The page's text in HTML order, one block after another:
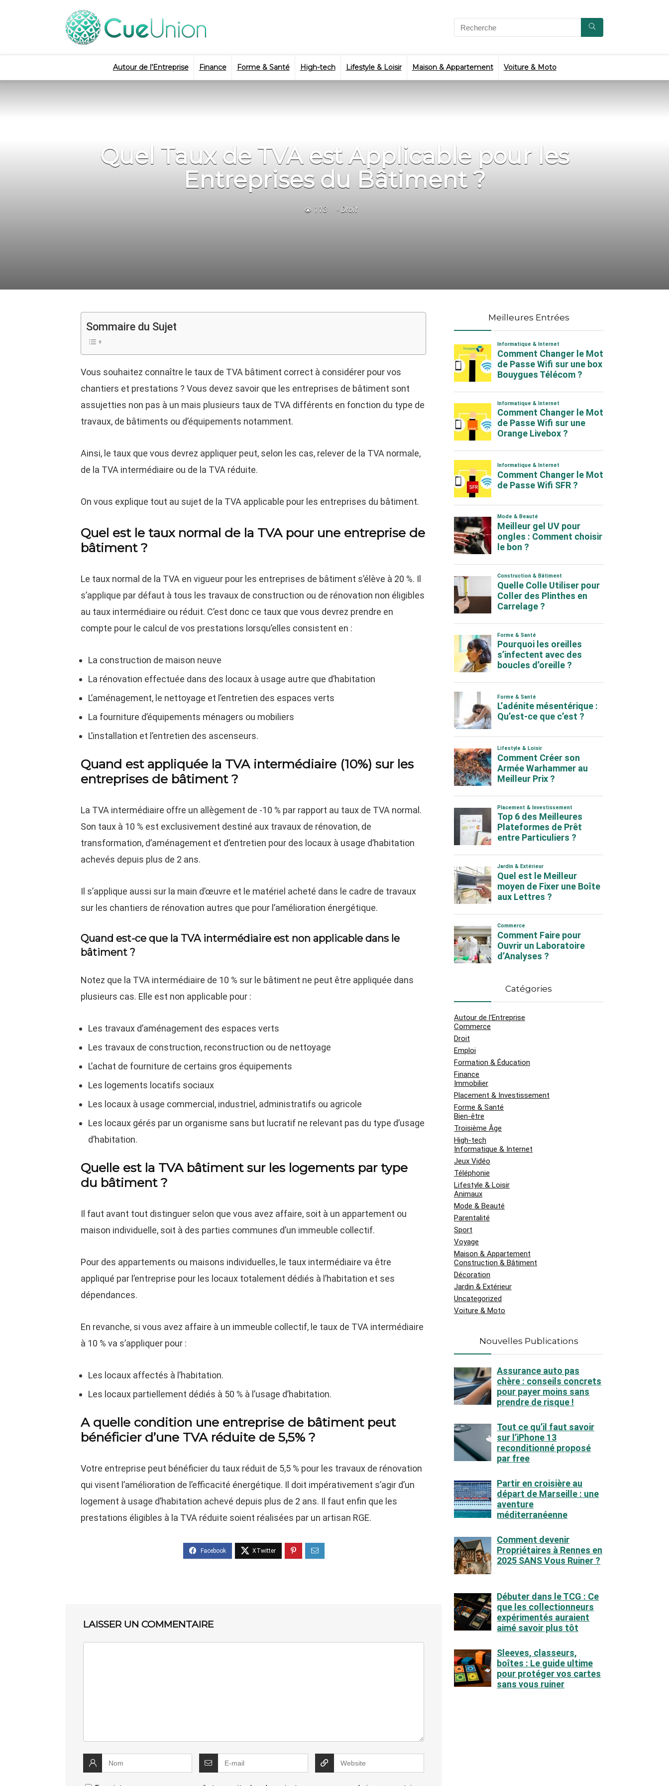
Autour de l’Entreprise Finance Forme & Santé High-tech Lifestyle & Loisir Maison & Appartement Voiture & Moto
Quel Taux de TVA est Applicable pour les
Entreprises du Bâtiment ?
113 Droit
Sommaire du Sujet
Vous souhaitez connaître le taux de TVA bâtiment correct à considérer pour vos
chantiers et prestations ? Vous devez savoir que les entreprises de bâtiment sont
assujetties non pas à un mais plusieurs taux de TVA différents en fonction du type de
travaux, de bâtiments ou d’équipements notamment.
Ainsi, le taux que vous devrez appliquer peut, selon les cas, relever de la TVA normale,
de la TVA intermédiaire ou de la TVA réduite.
On vous explique tout au sujet de la TVA applicable pour les entreprises du bâtiment.
Quel est le taux normal de la TVA pour une entreprise de
bâtiment ?
Le taux normal de la TVA en vigueur pour les entreprises de bâtiment s’élève à 20 %. Il
s’applique par défaut à tous les travaux de construction ou de rénovation non éligibles
au taux intermédiaire ou réduit. C’est donc ce taux que vous devrez prendre en
compte pour le calcul de vos prestations lorsqu’elles consistent en :
La construction de maison neuve
La rénovation effectuée dans des locaux à usage autre que d’habitation
L’aménagement, le nettoyage et l’entretien des espaces verts
La fourniture d’équipements ménagers ou mobiliers
L’installation et l’entretien des ascenseurs.
Quand est appliquée la TVA intermédiaire (10%) sur les
entreprises de bâtiment ?
La TVA intermédiaire offre un allègement de -10 % par rapport au taux de TVA normal.
Son taux à 10 % est exclusivement destiné aux travaux de rénovation, de
transformation, d’aménagement et d’entretien pour des locaux à usage d’habitation
achevés depuis plus de 2 ans.
Il s’applique aussi sur la main d’œuvre et le matériel acheté dans le cadre de travaux
sur les chantiers de rénovation autres que pour l’amélioration énergétique.
Quand est-ce que la TVA intermédiaire est non applicable dans le
bâtiment ?
Notez que la TVA intermédiaire de 10 % sur le bâtiment ne peut être appliquée dans
plusieurs cas. Elle est non applicable pour :
Les travaux d’aménagement des espaces verts
Les travaux de construction, reconstruction ou de nettoyage
L’achat de fourniture de certains gros équipements
Les logements locatifs sociaux
Les locaux à usage commercial, industriel, administratifs ou agricole
Les locaux gérés par un organisme sans but lucratif ne relevant pas du type d’usage
d’habitation.
Quelle est la TVA bâtiment sur les logements par type
du bâtiment ?
Il faut avant tout distinguer selon que vous avez affaire, soit à un appartement ou
maison individuelle, soit à des parties communes d’un immeuble collectif.
Pour des appartements ou maisons individuelles, le taux intermédiaire va être
appliqué par l’entreprise pour les locaux totalement dédiés à l’habitation et ses
dépendances.
En revanche, si vous avez affaire à un immeuble collectif, le taux de TVA intermédiaire
à 10 % va s’appliquer pour :
Les locaux affectés à l’habitation.
Les locaux partiellement dédiés à 50 % à l’usage d’habitation.
A quelle condition une entreprise de bâtiment peut
bénéficier d’une TVA réduite de 5,5% ?
Votre entreprise peut bénéficier du taux réduit de 5,5 % pour les travaux de rénovation
qui visent l’amélioration de l’efficacité énergétique. Il doit impérativement s’agir d’un
logement à usage d’habitation achevé depuis plus de 2 ans. Il faut enfin que les
prestations éligibles à la TVA réduite soient réalisées par un artisan RGE.
LAISSER UN COMMENTAIRE
Meilleures Entrées
Catégories
Autour de l'Entreprise
Commerce
Droit
Emploi
Formation & Éducation
Finance
Immobilier
Placement & Investissement
Forme & Santé
Bien-être
Troisième Âge
High-tech
Informatique & Internet
Jeux Vidéo
Téléphonie
Lifestyle & Loisir
Animaux
Mode & Beauté
Parentalité
Sport
Voyage
Maison & Appartement
Construction & Bâtiment
Décoration
Jardin & Extérieur
Uncategorized
Voiture & Moto
Nouvelles Publications
Assurance auto pas
chère : conseils concrets
pour payer moins sans
prendre de risque !
Tout ce qu’il faut savoir
sur l’iPhone 13
reconditionné proposé
par free
Partir en croisière au
départ de Marseille : une
aventure
méditerranéenne
Comment devenir
Propriétaires à Rennes en
2025 SANS Vous Ruiner ?
Débuter dans le TCG : Ce
que les collectionneurs
expérimentés auraient
aimé savoir plus tôt
Sleeves, classeurs,
boîtes : Le guide ultime
pour protéger vos cartes
sans vous ruiner